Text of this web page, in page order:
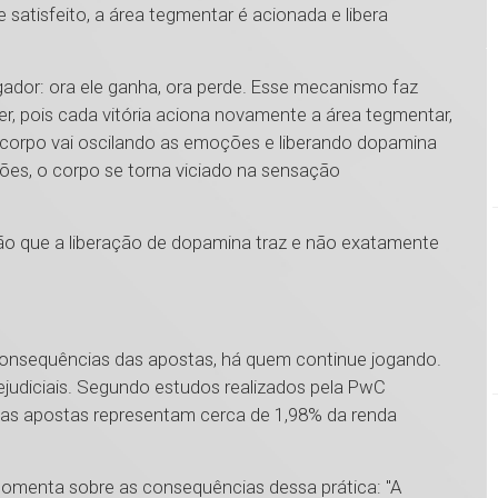
satisfeito, a área tegmentar é acionada e libera
ora ele ganha, ora perde. Esse mecanismo faz
pois cada vitória aciona novamente a área tegmentar,
vai oscilando as emoções e liberando dopamina
o corpo se torna viciado na sensação
que a liberação de dopamina traz e não exatamente
das apostas, há quem continue jogando.
Segundo estudos realizados pela PwC
apostas representam cerca de 1,98% da renda
sobre as consequências dessa prática: "A